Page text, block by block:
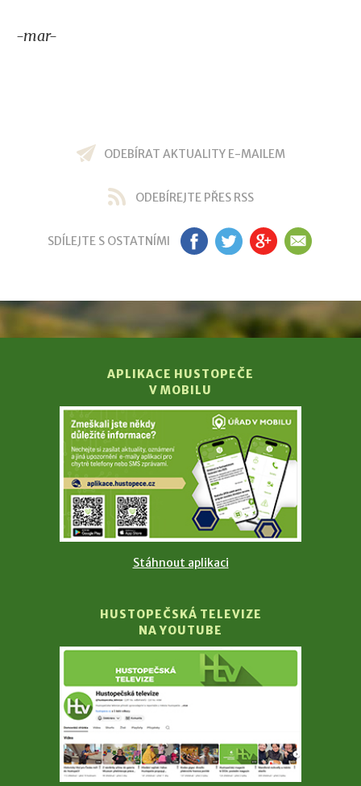
-mar-
ODEBÍRAT AKTUALITY E-MAILEM
ODEBÍREJTE PŘES RSS
SDÍLEJTE S OSTATNÍMI FB TW GP EM
APLIKACE HUSTOPEČE
V MOBILU
Stáhnout aplikaci
HUSTOPEČSKÁ TELEVIZE
NA YOUTUBE